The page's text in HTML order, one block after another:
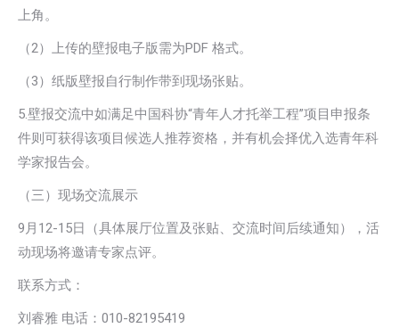
上角。
（2）上传的壁报电子版需为PDF 格式。
（3）纸版壁报自行制作带到现场张贴。
5.壁报交流中如满足中国科协“青年人才托举工程”项目申报条
件则可获得该项目候选人推荐资格，并有机会择优入选青年科
学家报告会。
（三）现场交流展示
9月12-15日（具体展厅位置及张贴、交流时间后续通知），活
动现场将邀请专家点评。
联系方式：
刘睿雅 电话：010-82195419